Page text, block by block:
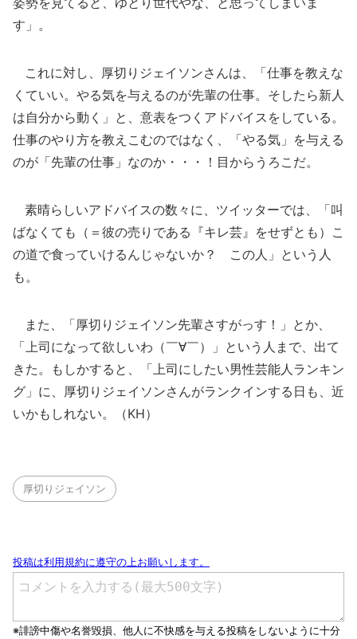
す」。
これに対し、厚切りジェイソンさんは、「仕事を教えな
くていい。やる気を与えるのが先輩の仕事。そしたら新人
は自分から動く」と、意表をつくアドバイスをしている。
仕事のやり方を教えこむのではなく、「やる気」を与える
のが「先輩の仕事」なのか・・・！目からうろこだ。
素晴らしいアドバイスの数々に、ツイッターでは、「叫
ばなくても（＝彼の売りである『キレ芸』をせずとも）こ
の道で食っていけるんじゃないか？ この人」という人
も。
また、「厚切りジェイソン先輩さすがっす！」とか、
「上司になって欲しいわ（￣∀￣）」という人まで、出て
きた。もしかすると、「上司にしたい男性芸能人ランキン
グ」に、厚切りジェイソンさんがランクインする日も、近
いかもしれない。（KH）
厚切りジェイソン